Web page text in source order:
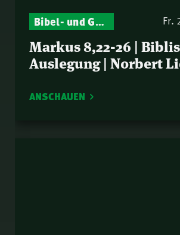
Bibel- und Gebetsstunde – Jeden Donnerstag neu: Vers-für-Vers-Auslegungen Fr.
Markus 8,22-26 |
Auslegung | Norbert
ANSCHAUEN